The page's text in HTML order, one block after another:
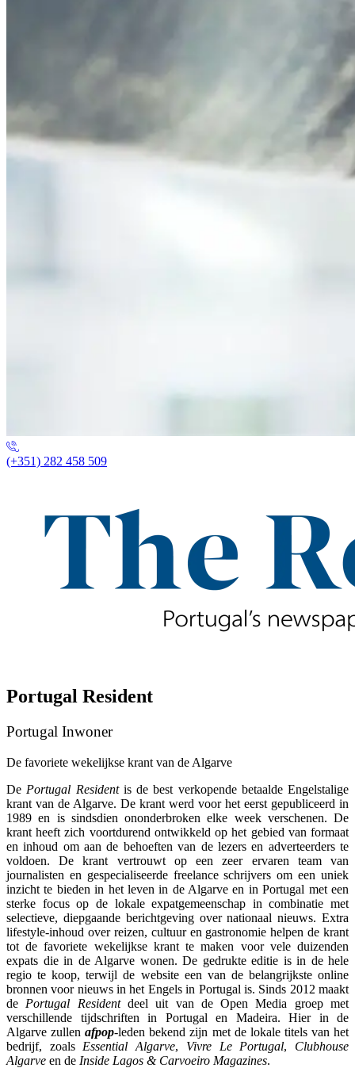
(+351) 282 458 509
Portugal Resident
Portugal Inwoner
De favoriete wekelijkse krant van de Algarve
De Portugal Residentis de best verkopende betaalde Engelstalige
krant van de Algarve. De krant werd voor het eerst gepubliceerd in
1989 en is sindsdien ononderbroken elke week verschenen. De
krant heeft zich voortdurend ontwikkeld op het gebied van formaat
en inhoud om aan de behoeften van de lezers en adverteerders te
voldoen. De krant vertrouwt op een zeer ervaren team van
journalisten en gespecialiseerde freelance schrijvers om een uniek
inzicht te bieden in het leven in de Algarve en in Portugal met een
sterke focus op de lokale expatgemeenschap in combinatie met
selectieve, diepgaande berichtgeving over nationaal nieuws. Extra
lifestyle-inhoud over reizen, cultuur en gastronomie helpen de krant
tot de favoriete wekelijkse krant te maken voor vele duizenden
expats die in de Algarve wonen. De gedrukte editie is in de hele
regio te koop, terwijl de website een van de belangrijkste online
bronnen voor nieuws in het Engels in Portugal is. Sinds 2012 maakt
de Portugal Resident deel uit van de Open Media groep met
verschillende tijdschriften in Portugal en Madeira. Hier in de
Algarve zullenafpop-leden bekend zijn met de lokale titels van het
bedrijf, zoals Essential Algarve, Vivre Le Portugal, Clubhouse
Algarve en de Inside Lagos & Carvoeiro Magazines.